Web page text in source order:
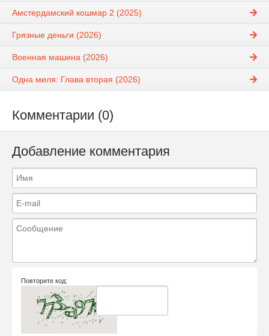
Амстердамский кошмар 2 (2025)
Грязные деньги (2026)
Военная машина (2026)
Одна миля: Глава вторая (2026)
Комментарии (0)
Добавление комментария
Повторите код: